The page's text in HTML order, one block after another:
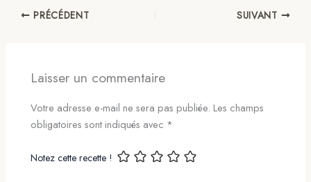
PRÉCÉDENT SUIVANT
Laisser un commentaire
Votre adresse e-mail ne sera pas publiée. Les champs
obligatoires sont indiqués avec *
Notez cette recette !